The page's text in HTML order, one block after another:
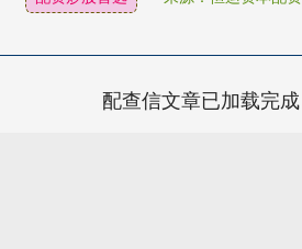
配查信文章已加载完成